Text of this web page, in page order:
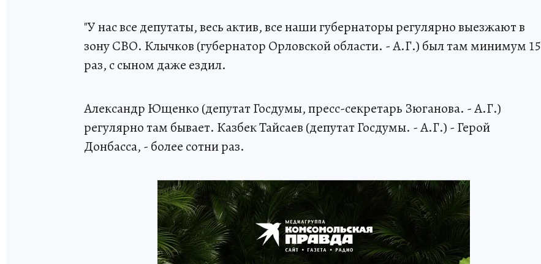
"У нас все депутаты, весь актив, все наши губернаторы регулярно выезжают в
зону СВО. Клычков (губернатор Орловской области. - А.Г.) был там минимум 15
раз, с сыном даже ездил.
Александр Ющенко (депутат Госдумы, пресс-секретарь Зюганова. - А.Г.)
регулярно там бывает. Казбек Тайсаев (депутат Госдумы. - А.Г.) - Герой
Донбасса, - более сотни раз.